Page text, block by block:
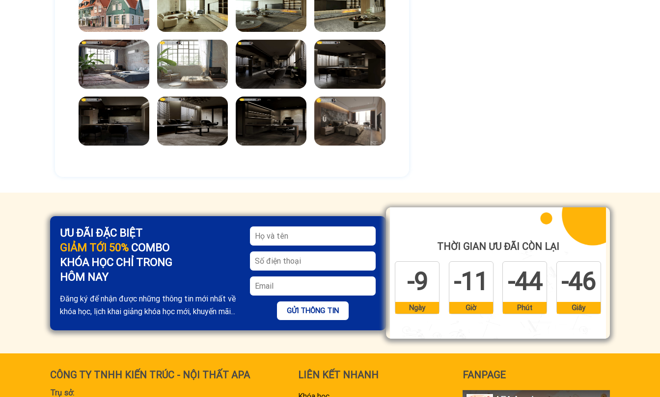
ƯU ĐÃI ĐẶC BIỆT
GIẢM TỚI 50% COMBO
KHÓA HỌC CHỈ TRONG
HÔM NAY
Đăng ký để nhận được những thông tin mới nhất về
khóa học, lịch khai giảng khóa học mới, khuyến mãi...
GỬI THÔNG TIN
THỜI GIAN ƯU ĐÃI CÒN LẠI
-9
Ngày
-11
Giờ
-44
Phút
-47
Giây
CÔNG TY TNHH KIẾN TRÚC - NỘI THẤT APA
Trụ sở:
LIÊN KẾT NHANH FANPAGE